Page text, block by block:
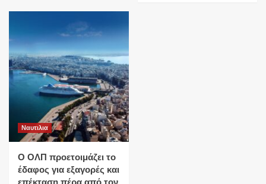
Ναυτιλια
O ΟΛΠ προετοιμάζει το
έδαφος για εξαγορές και
επέκταση πέρα από τον